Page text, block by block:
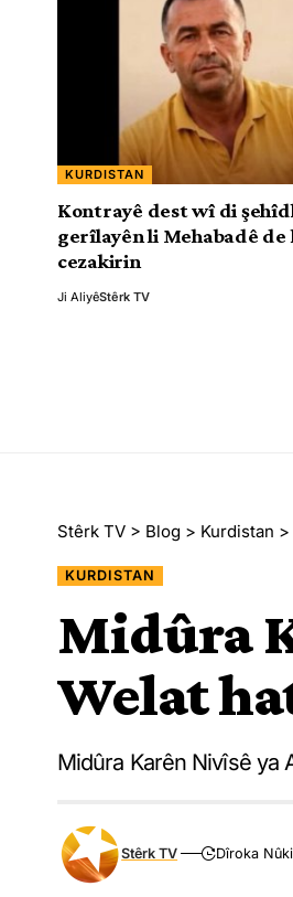
KURDISTAN
Kontrayê dest wî di
gerîlayên li Mehabadê de
cezakirin
Ji AliyêStêrk TV
Stêrk TV > Blog > Kurdistan >
KURDISTAN
Midûra
Welat
Midûra Karên Nivîsê ya
Stêrk TV Dîroka